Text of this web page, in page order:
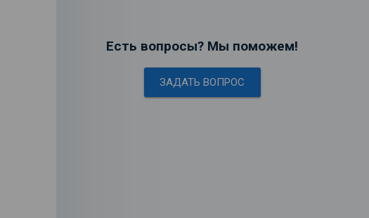
Есть вопросы? Мы поможем!
ЗАДАТЬ ВОПРОС